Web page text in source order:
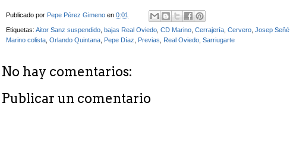
Publicado por Pepe Pérez Gimeno en 0:01
Etiquetas: Aitor Sanz suspendido bajas Real Oviedo CD Marino Cerrajería Cervero Josep Señé
Marino colista Orlando Quintana Pepe Díaz Previas Real Oviedo Sarriugarte
No hay comentarios:
Publicar un comentario